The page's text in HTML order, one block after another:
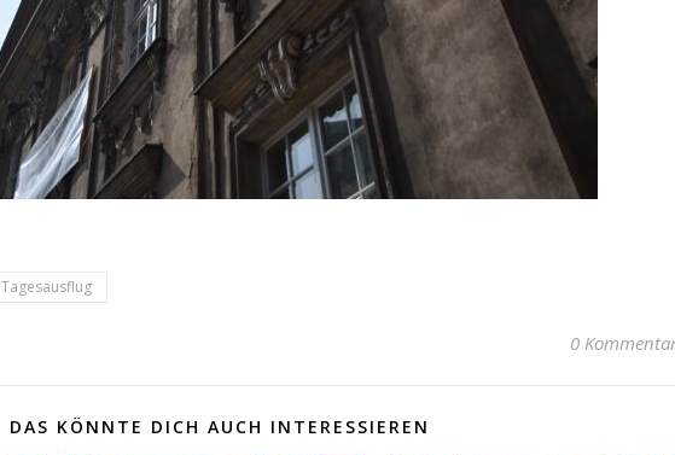
Tagesausflug
0
DAS KÖNNTE DICH AUCH INTERESSIEREN